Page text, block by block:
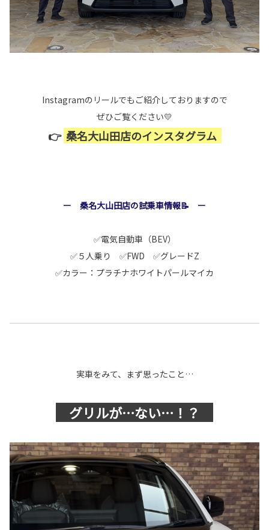
Instagramのリールでもご紹介しておりますので
ぜひご覧ください💛
👉 桑名大山田店のインスタグラム
ー 桑名大山田店の試乗車情報📝 ー
✅電気自動車（BEV）
✅５人乗り ✅FWD ✅グレードZ
✅カラー：プラチナホワイトパールマイカ
実車をみて、まず思ったこと…
グリルが…ない…！？